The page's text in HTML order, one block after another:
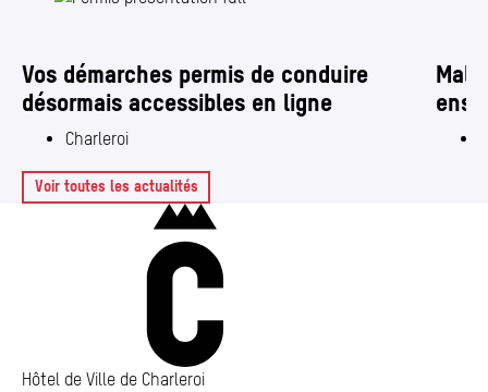
Vos démarches permis de conduire
désormais accessibles en ligne
Charleroi
Voir toutes les actualités
Hôtel de Ville de Charleroi